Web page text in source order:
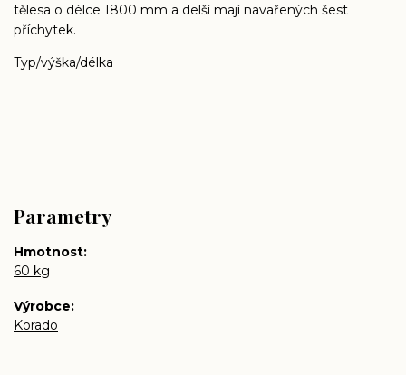
tělesa o délce 1800 mm a delší mají navařených šest
příchytek.
Typ/výška/délka
Parametry
Hmotnost
60 kg
Výrobce
Korado